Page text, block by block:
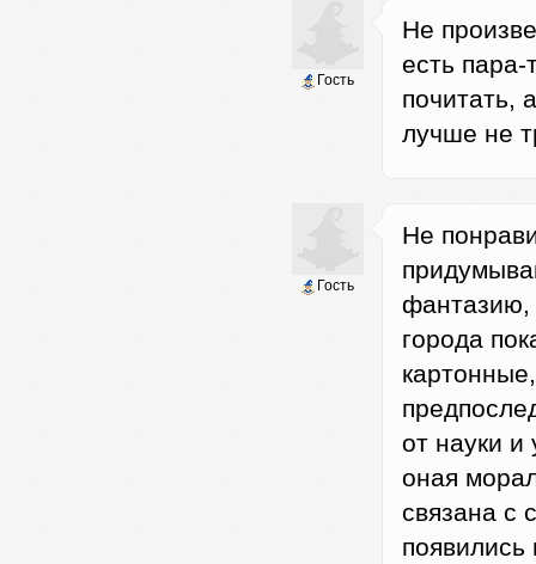
Гость
Не
есть
почитать,
лучше не
Гость
Не
фантазию,
города
от науки
оная
связана с